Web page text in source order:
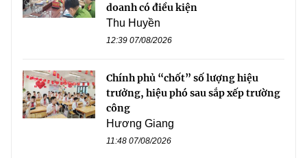
doanh có điều kiện
Thu Huyền
12:39 07/08/2026
Chính phủ “chốt” số lượng hiệu
trưởng, hiệu phó sau sắp xếp trường
công
Hương Giang
11:48 07/08/2026